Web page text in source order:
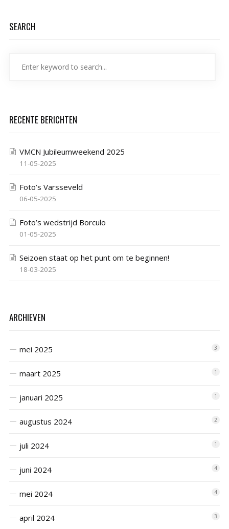
SEARCH
RECENTE BERICHTEN
VMCN Jubileumweekend 2025
11-05-2025
Foto’s Varsseveld
06-05-2025
Foto’s wedstrijd Borculo
01-05-2025
Seizoen staat op het punt om te beginnen!
18-03-2025
ARCHIEVEN
mei 2025 3
maart 2025 1
januari 2025 1
augustus 2024 2
juli 2024 1
juni 2024 4
mei 2024 4
april 2024 3